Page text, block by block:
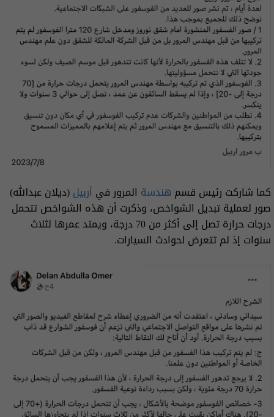
كما شاركت رئيس قسم هندسة المرور في أربيل(دیلان عبدالله)
صور لعملية تبديل الشواخص، وذكرت أن هذه الشواخص تتحمل
درجات حرارة تصل إلى أكثر من 70 درجة، ويمتد عمرها لثلاث
سنوات إذ لم تتعرض لحوادث السيارات.